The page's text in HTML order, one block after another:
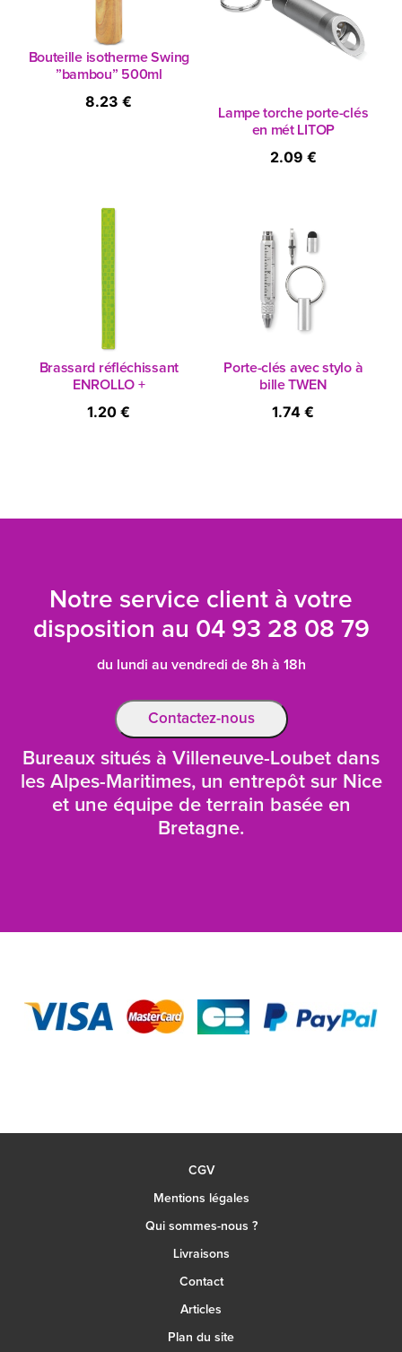
Bouteille isotherme Swing
”bambou” 500ml
8.23 €
Lampe torche porte-clés
en mét LITOP
2.09 €
Brassard réfléchissant
ENROLLO +
1.20 €
Porte-clés avec stylo à
bille TWEN
1.74 €
Notre service client à votre
disposition au 04 93 28 08 79
du lundi au vendredi de 8h à 18h
Contactez-nous
Bureaux situés à Villeneuve-Loubet dans
les Alpes-Maritimes, un entrepôt sur Nice
et une équipe de terrain basée en
Bretagne.
CGV
Mentions légales
Qui sommes-nous ?
Livraisons
Contact
Articles
Plan du site